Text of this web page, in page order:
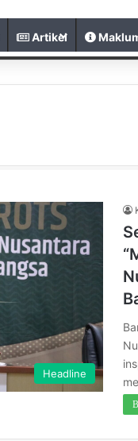
Artikel
Headline